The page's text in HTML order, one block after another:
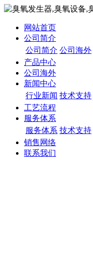
网站首页
公司简介
公司简介 公司海外
产品中心
公司海外
新闻中心
行业新闻 技术支持
工艺流程
服务体系
服务体系 技术支持
销售网络
联系我们